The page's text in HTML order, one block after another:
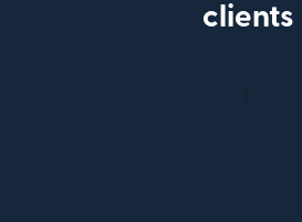
clients